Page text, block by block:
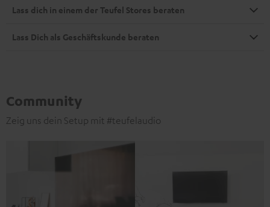
Lass dich in einem der Teufel Stores beraten
Lass Dich als Geschäftskunde beraten
Community
Zeig uns dein Setup mit #teufelaudio